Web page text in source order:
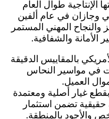
طوال العام
وجازان في عام ألفين
المهني المستمر
الأمانة والشفافية.
بالمقاييس الدقيقة
في مواسير النحاس
العميل.
بقطع غيار أصلية ومعتمدة
تضمن استثمار
والأجود بالمنطقة.